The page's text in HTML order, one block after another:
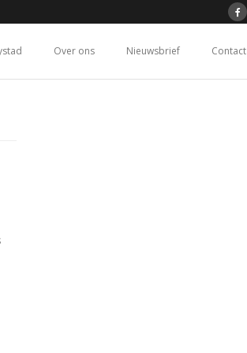
Over ons Nieuwsbrief Contact